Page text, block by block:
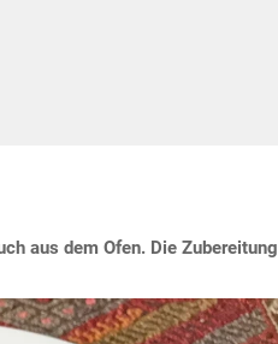
aus dem Ofen. Die Zubereitung